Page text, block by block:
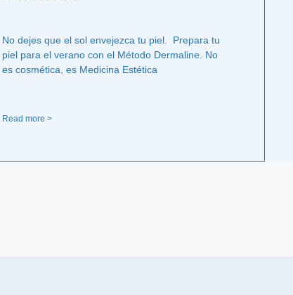
No dejes que el sol envejezca tu piel. Prepara tu
piel para el verano con el Método Dermaline. No
es cosmética, es Medicina Estética
Read more >